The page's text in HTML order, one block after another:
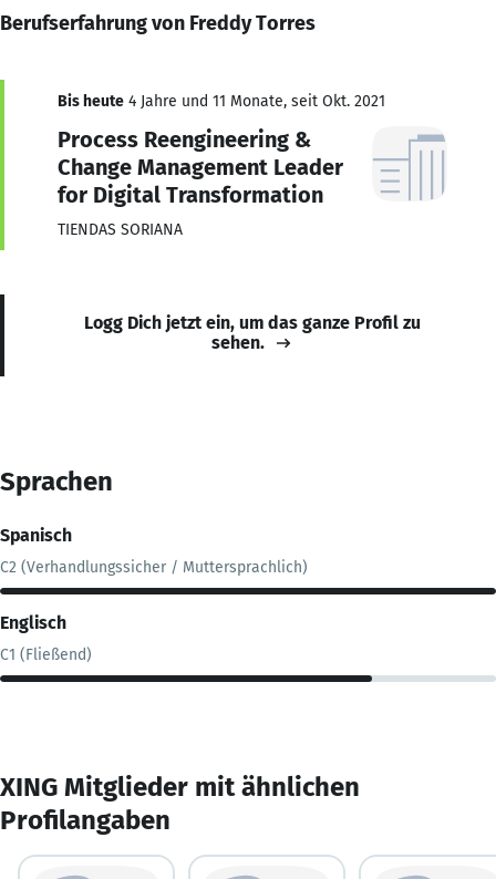
Berufserfahrung von Freddy Torres
Bis heute 4 Jahre und 11 Monate, seit Okt. 2021
Process Reengineering &
Change Management Leader
for Digital Transformation
TIENDAS SORIANA
Logg Dich jetzt ein, um das ganze Profil zu
sehen.
Sprachen
Spanisch
C2 (Verhandlungssicher / Muttersprachlich)
Englisch
C1 (Fließend)
XING Mitglieder mit ähnlichen
Profilangaben